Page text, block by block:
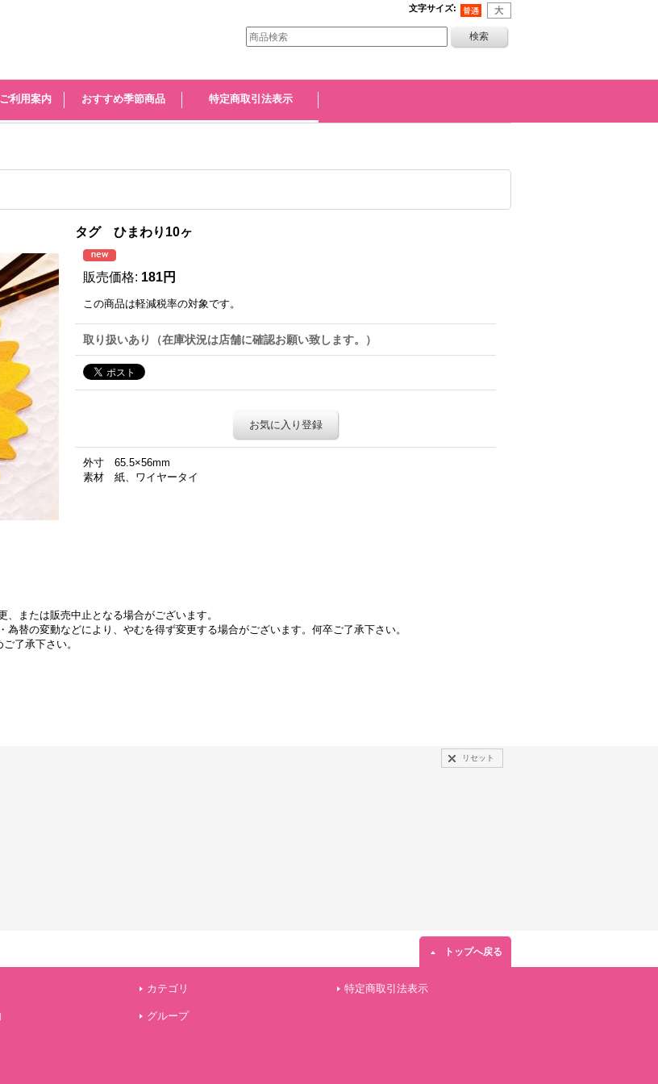
文字サイズ:
ご利用案内 おすすめ季節商品 特定商取引法表示
タグ ひまわり10ヶ
販売価格: 181円
この商品は軽減税率の対象です。
取り扱いあり（在庫状況は店舗に確認お願い致します。）
お気に入り登録
外寸 65.5×56mm
素材 紙、ワイヤータイ
または販売中止となる場合がございます。
替の変動などにより、やむを得ず変更する場合がございます。何卒ご了承下さい。
了承下さい。
リセット
トップへ戻る
カテゴリ
グループ
特定商取引法表示